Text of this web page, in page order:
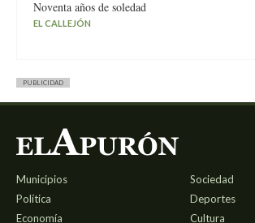
Noventa años de soledad
EL CALLEJÓN
PUBLICIDAD
Municipios
Política
Economía
Sociedad
Deportes
Cultura